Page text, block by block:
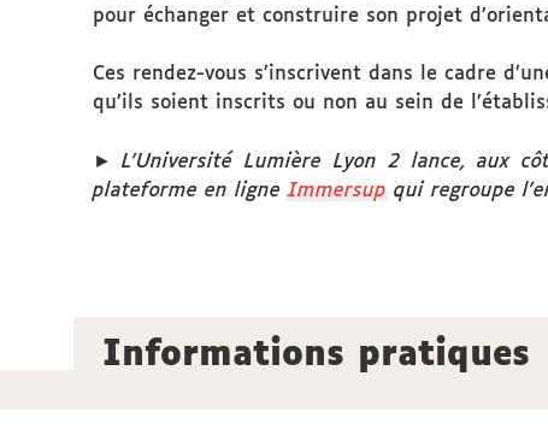
pour échanger et construire son projet
Ces rendez-vous s’inscrivent dans le cadre
qu’ils soient inscrits ou non au sein de
► L’Université Lumière Lyon 2 lance, aux
plateforme en ligneImmersup qui regroupe
Informations pratiques